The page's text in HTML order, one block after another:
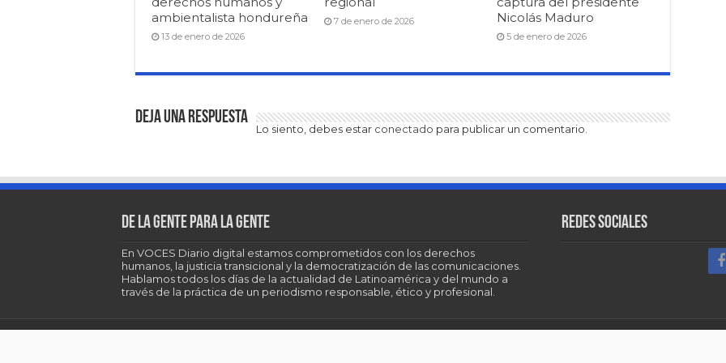
ambientalista hondureña
13 de enero de 2026
7 de enero de 2026
Nicolás Maduro
5 de enero de 2026
Deja una respuesta
Lo siento, debes estar conectado para publicar un comentario.
De la gente para la gente
En VOCES Diario digital estamos comprometidos con los derechos
humanos, la justicia transicional y la democratización de las comunicaciones.
Hablamos todos los días de la actualidad de Latinoamérica y del mundo a
través de la práctica de un periodismo responsable, ético y profesional.
Redes sociales